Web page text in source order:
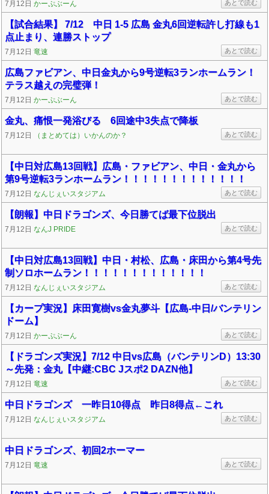
7月12日 かーぷぶーん あとで読む
【試合結果】 7/12 中日 1-5 広島 金丸6回逆転許し打線も1
点止まり、連勝ストップ
7月12日 竜速 あとで読む
広島ファビアン、中日金丸から9号逆転3ランホームラン！
テラス越えの完璧弾！
7月12日 かーぷぶーん あとで読む
金丸、痛恨一発浴びる 6回途中3失点で降板
7月12日 （まとめては）いかんのか？ あとで読む
【中日対広島13回戦】広島・ファビアン、中日・金丸から
第9号逆転3ランホームラン！！！！！！！！！！！！！
7月12日 なんじぇいスタジアム あとで読む
【朗報】中日ドラゴンズ、今日勝てば最下位脱出
7月12日 なんJ PRIDE あとで読む
【中日対広島13回戦】中日・村松、広島・床田から第4号先
制ソロホームラン！！！！！！！！！！！！！
7月12日 なんじぇいスタジアム あとで読む
【カープ実況】床田寛樹vs金丸夢斗【広島-中日/バンテリン
ドーム】
7月12日 かーぷぶーん あとで読む
【ドラゴンズ実況】7/12 中日vs広島（バンテリンD）13:30
～先発：金丸【中継:CBC Jスポ2 DAZN他】
7月12日 竜速 あとで読む
中日ドラゴンズ 一昨日10得点 昨日8得点←これ
7月12日 なんじぇいスタジアム あとで読む
中日ドラゴンズ、初回2ホーマー
7月12日 竜速 あとで読む